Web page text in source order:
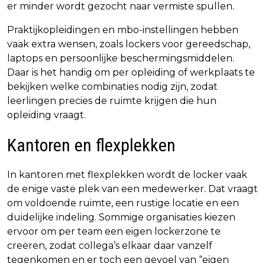
er minder wordt gezocht naar vermiste spullen.
Praktijkopleidingen en mbo-instellingen hebben
vaak extra wensen, zoals lockers voor gereedschap,
laptops en persoonlijke beschermingsmiddelen.
Daar is het handig om per opleiding of werkplaats te
bekijken welke combinaties nodig zijn, zodat
leerlingen precies de ruimte krijgen die hun
opleiding vraagt.
Kantoren en flexplekken
In kantoren met flexplekken wordt de locker vaak
de enige vaste plek van een medewerker. Dat vraagt
om voldoende ruimte, een rustige locatie en een
duidelijke indeling. Sommige organisaties kiezen
ervoor om per team een eigen lockerzone te
creëren, zodat collega’s elkaar daar vanzelf
tegenkomen en er toch een gevoel van “eigen